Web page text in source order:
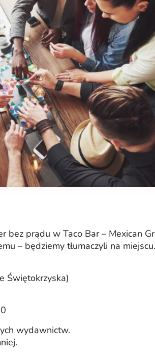
bez prądu w Taco Bar – Mexican
– będziemy tłumaczyli na miejscu.
Świętokrzyska)
wydawnictw.